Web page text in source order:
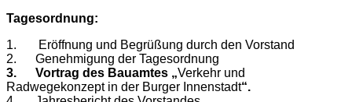
Tagesordnung:
1. Eröffnung und Begrüßung durch den Vorstand
2. Genehmigung der Tagesordnung
3. Vortrag des Bauamtes „Verkehr und
Radwegekonzept in der Burger Innenstadt“.